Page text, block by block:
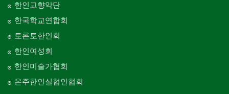
한인교향악단
한국학교연합회
토론토한인회
한인여성회
한인미술가협회
온주한인실협인협회